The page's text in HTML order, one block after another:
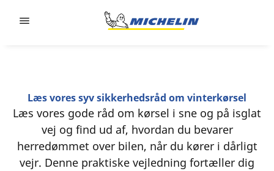
Læs vores syv sikkerhedsråd om vinterkørsel
Læs vores gode råd om kørsel i sne og på isglat
vej og find ud af, hvordan du bevarer
herredømmet over bilen, når du kører i dårligt
vejr. Denne praktiske vejledning fortæller dig